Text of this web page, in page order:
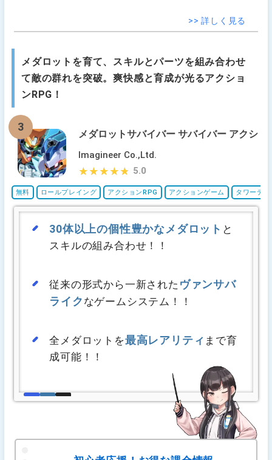
>> 詳しく見る
メダロットを育て、スキルとパーツを組み合わせ
て敵の群れを突破。爽快感と育成が光るアクショ
ンRPG！
メダロットサバイバー サバイバー アクシ
ョンゲーム
3
Imagineer Co.,Ltd.
無料 ロールプレイング アクションRPG アクションゲーム タワーデ
5.0
★★★★★
★★★★★
30体以上の個性豊かなメダロット と
スキルの組み合わせ！！
従来の形式から一新された ヴァンサバ
ライク なゲームシステム！！
全メダロットを最高レアリティ まで育
成可能！！